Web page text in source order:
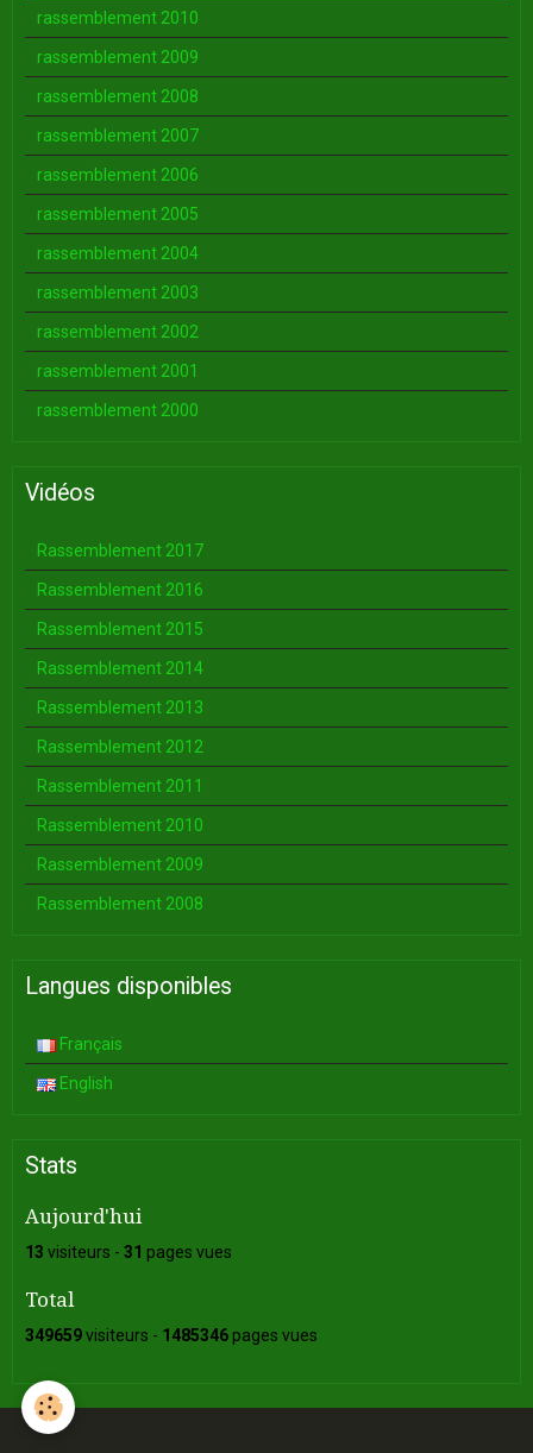
rassemblement 2010
rassemblement 2009
rassemblement 2008
rassemblement 2007
rassemblement 2006
rassemblement 2005
rassemblement 2004
rassemblement 2003
rassemblement 2002
rassemblement 2001
rassemblement 2000
Vidéos
Rassemblement 2017
Rassemblement 2016
Rassemblement 2015
Rassemblement 2014
Rassemblement 2013
Rassemblement 2012
Rassemblement 2011
Rassemblement 2010
Rassemblement 2009
Rassemblement 2008
Langues disponibles
Français
English
Stats
Aujourd'hui
13 visiteurs - 31 pages vues
Total
349659visiteurs - 1485346pages vues